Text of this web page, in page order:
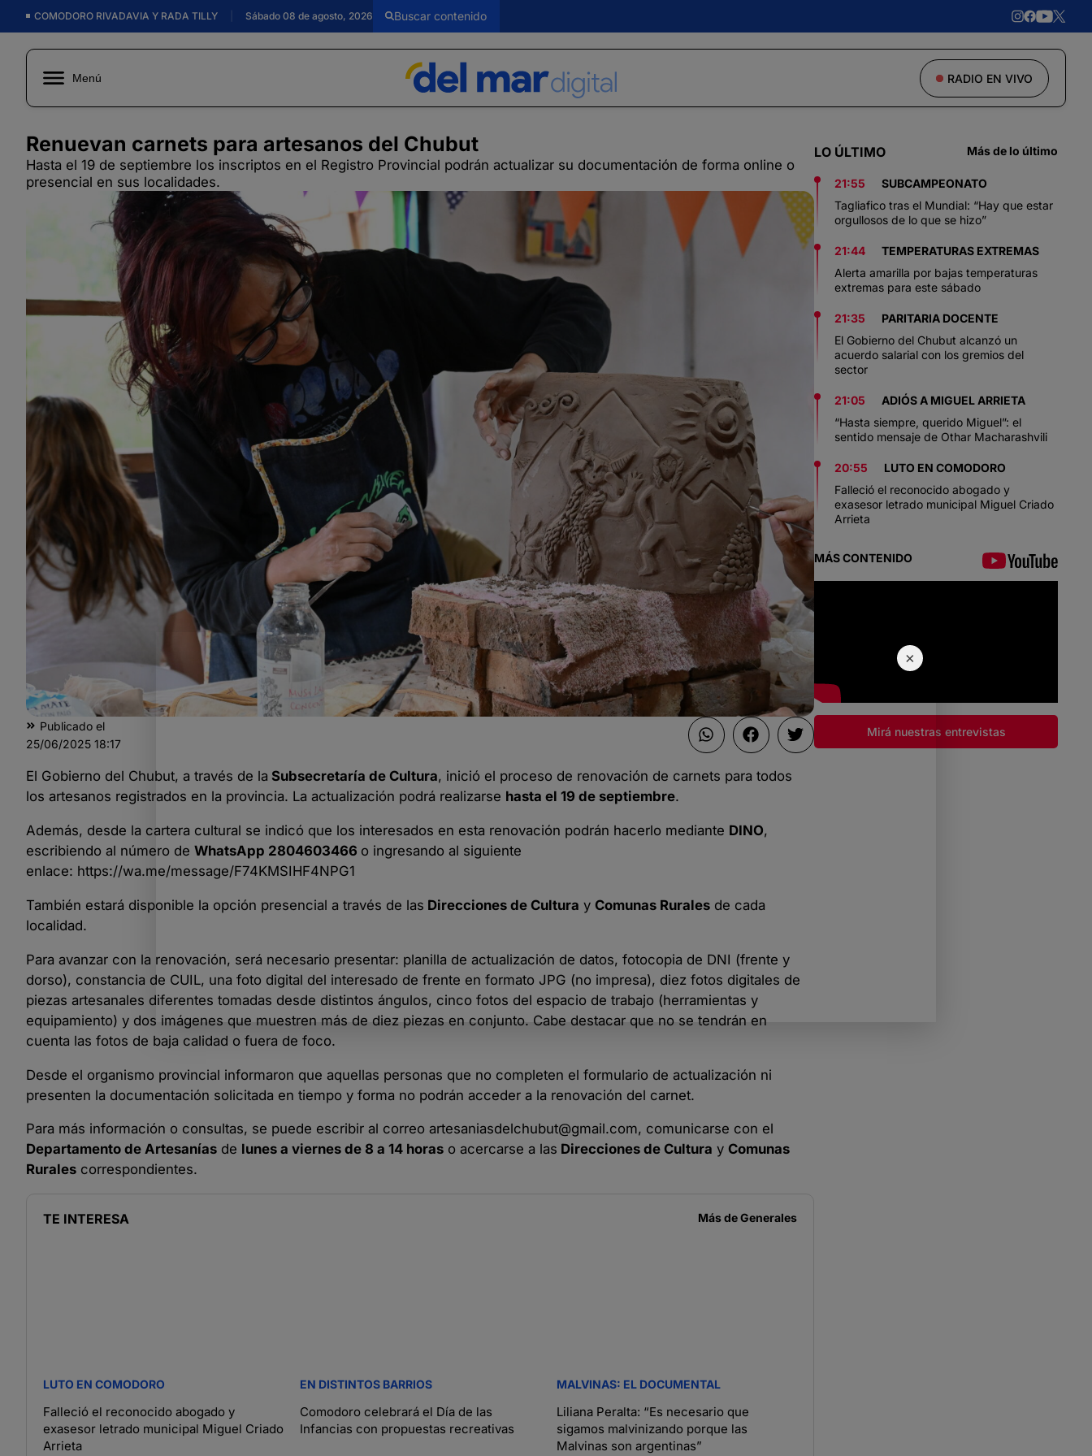
COMODORO RIVADAVIA Y RADA TILLY Sábado 08 de agosto, 2026
Menú RADIO EN VIVO
×
Renuevan carnets para artesanos del Chubut
Hasta el 19 de septiembre los inscriptos en el Registro Provincial podrán actualizar su documentación de forma online o
presencial en sus localidades.
Publicado el
25/06/2025 18:17
El Gobierno del Chubut, a través de la Subsecretaría de Cultura, inició el proceso de renovación de carnets para todos
los artesanos registrados en la provincia. La actualización podrá realizarse hasta el 19 de septiembre.
Además, desde la cartera cultural se indicó que los interesados en esta renovación podrán hacerlo mediante DINO,
escribiendo al número de WhatsApp 2804603466 o ingresando al siguiente
enlace: https://wa.me/message/F74KMSIHF4NPG1
También estará disponible la opción presencial a través de las Direcciones de Cultura y Comunas Rurales de cada
localidad.
Para avanzar con la renovación, será necesario presentar: planilla de actualización de datos, fotocopia de DNI (frente y
dorso), constancia de CUIL, una foto digital del interesado de frente en formato JPG (no impresa), diez fotos digitales de
piezas artesanales diferentes tomadas desde distintos ángulos, cinco fotos del espacio de trabajo (herramientas y
equipamiento) y dos imágenes que muestren más de diez piezas en conjunto. Cabe destacar que no se tendrán en
cuenta las fotos de baja calidad o fuera de foco.
Desde el organismo provincial informaron que aquellas personas que no completen el formulario de actualización ni
presenten la documentación solicitada en tiempo y forma no podrán acceder a la renovación del carnet.
Para más información o consultas, se puede escribir al correo artesaniasdelchubut@gmail.com, comunicarse con el
Departamento de Artesanías de lunes a viernes de 8 a 14 horas o acercarse a las Direcciones de Cultura y Comunas
Rurales correspondientes.
TE INTERESA Más deGenerales
LUTO EN COMODORO
Falleció el reconocido abogado y
exasesor letrado municipal Miguel Criado
Arrieta
EN DISTINTOS BARRIOS
Comodoro celebrará el Día de las
Infancias con propuestas recreativas
MALVINAS: EL DOCUMENTAL
Liliana Peralta: “Es necesario que
sigamos malvinizando porque las
Malvinas son argentinas”
LO ÚLTIMO Más de lo último
21:55
SUBCAMPEONATO
Tagliafico tras el Mundial: “Hay que estar
orgullosos de lo que se hizo”
21:44
TEMPERATURAS EXTREMAS
Alerta amarilla por bajas temperaturas
extremas para este sábado
21:35
PARITARIA DOCENTE
El Gobierno del Chubut alcanzó un
acuerdo salarial con los gremios del
sector
21:05
ADIÓS A MIGUEL ARRIETA
“Hasta siempre, querido Miguel”: el
sentido mensaje de Othar Macharashvili
20:55
LUTO EN COMODORO
Falleció el reconocido abogado y
exasesor letrado municipal Miguel Criado
Arrieta
MÁS CONTENIDO
Mirá nuestras entrevistas